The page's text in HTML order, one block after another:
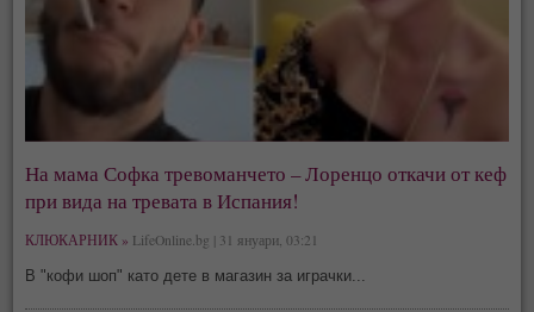
На мама Софка тревоманчето – Лоренцо откачи от кеф
при вида на тревата в Испания!
КЛЮКАРНИК » LifeOnline.bg | 31 януари, 03:21
В "кофи шоп" като дете в магазин за играчки...